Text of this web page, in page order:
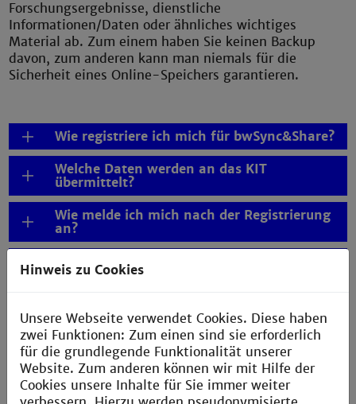
Forschungsergebnisse, dienstliche
Informationen/Daten oder ähnliches wichtiges
Material ab. Zum einem haben Sie keinen Backup
davon, zum anderen kann man niemals für die
Sicherheit eines Online-Speichers garantieren.
Wie registriere ich mich für bwSync&Share?
Welche Daten werden an das KIT
übermittelt?
Wie melde ich mich nach der Registrierung
an?
Wer kann mir bei Fragen zu bwSync&Share
helfen?
Welche Funktionen bietet bwSync&Share?
Menüübersicht
Ordner anlegen, ändern und löschen
Hinweis zu Cookies
Unsere Webseite verwendet Cookies. Diese haben
zwei Funktionen: Zum einen sind sie erforderlich
für die grundlegende Funktionalität unserer
Website. Zum anderen können wir mit Hilfe der
Cookies unsere Inhalte für Sie immer weiter